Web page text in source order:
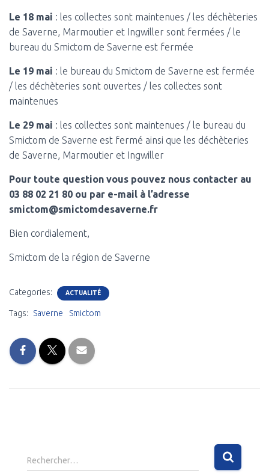
Le 18 mai : les collectes sont maintenues / les déchèteries
de Saverne, Marmoutier et Ingwiller sont fermées / le
bureau du Smictom de Saverne est fermée
Le 19 mai : le bureau du Smictom de Saverne est fermée
/ les déchèteries sont ouvertes / les collectes sont
maintenues
Le 29 mai : les collectes sont maintenues / le bureau du
Smictom de Saverne est fermé ainsi que les déchèteries
de Saverne, Marmoutier et Ingwiller
Pour toute question vous pouvez nous contacter au
03 88 02 21 80 ou par e-mail à l’adresse
smictom@smictomdesaverne.fr
Bien cordialement,
Smictom de la région de Saverne
Categories: ACTUALITÉ
Tags: Saverne Smictom
R
e
Rechercher…